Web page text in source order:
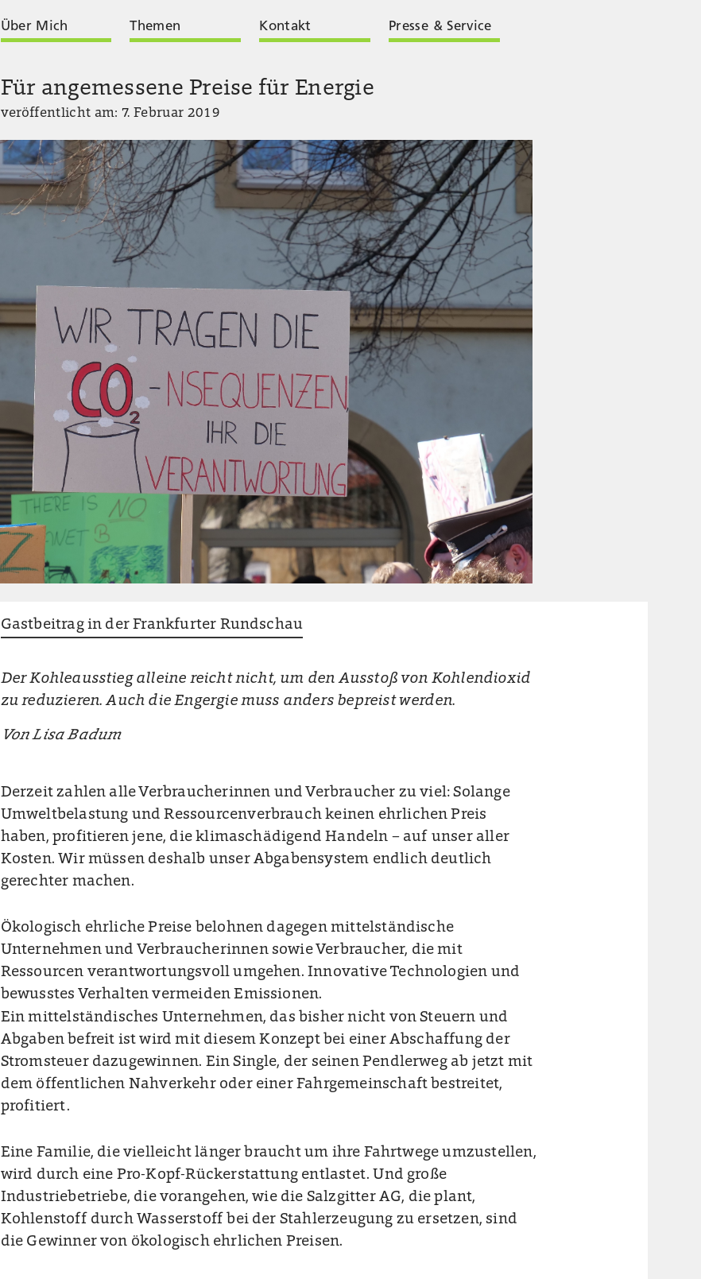
Über Mich Themen Kontakt Presse & Service
Für angemessene Preise für Energie
veröffentlicht am: 7. Februar 2019
Gastbeitrag in der Frankfurter Rundschau
Der Kohleausstieg alleine reicht nicht, um den Ausstoß von Kohlendioxid
zu reduzieren. Auch die Engergie muss anders bepreist werden.
Von Lisa Badum
Derzeit zahlen alle Verbraucherinnen und Verbraucher zu viel: Solange
Umweltbelastung und Ressourcenverbrauch keinen ehrlichen Preis
haben, profitieren jene, die klimaschädigend Handeln – auf unser aller
Kosten. Wir müssen deshalb unser Abgabensystem endlich deutlich
gerechter machen.
Ökologisch ehrliche Preise belohnen dagegen mittelständische
Unternehmen und Verbraucherinnen sowie Verbraucher, die mit
Ressourcen verantwortungsvoll umgehen. Innovative Technologien und
bewusstes Verhalten vermeiden Emissionen.
Ein mittelständisches Unternehmen, das bisher nicht von Steuern und
Abgaben befreit ist wird mit diesem Konzept bei einer Abschaffung der
Stromsteuer dazugewinnen. Ein Single, der seinen Pendlerweg ab jetzt mit
dem öffentlichen Nahverkehr oder einer Fahrgemeinschaft bestreitet,
profitiert.
Eine Familie, die vielleicht länger braucht um ihre Fahrtwege umzustellen,
wird durch eine Pro-Kopf-Rückerstattung entlastet. Und große
Industriebetriebe, die vorangehen, wie die Salzgitter AG, die plant,
Kohlenstoff durch Wasserstoff bei der Stahlerzeugung zu ersetzen, sind
die Gewinner von ökologisch ehrlichen Preisen.